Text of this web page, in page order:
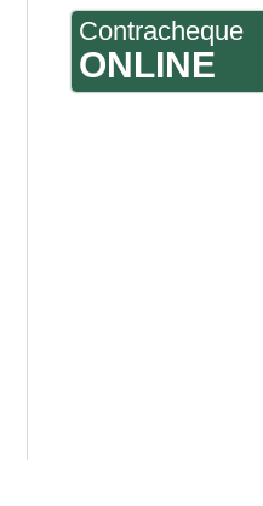
Contracheque
ONLINE